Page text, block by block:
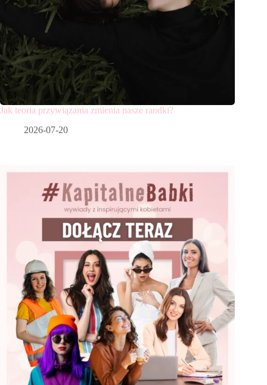
Jak teoria przywiązania zmienia nasze randki?
2026-07-20